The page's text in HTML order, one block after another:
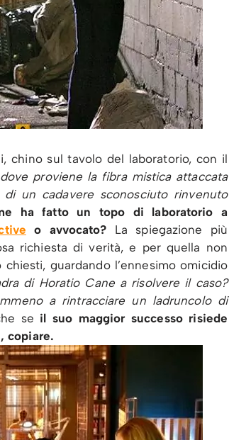
chino sul tavolo del laboratorio, con il
proviene la fibra mistica attaccata
un cadavere sconosciuto rinvenuto
ha fatto un topo di laboratorio a
o avvocato? La spiegazione più
richiesta di verità, e per quella non
guardando l’ennesimo omicidio
di Horatio Cane a risolvere il caso?
a rintracciare un ladruncolo di
se il suo maggior successo risiede
copiare.